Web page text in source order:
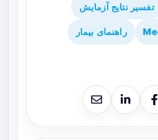
تفسیر نتایج آزمایش
راهنمای بیمار